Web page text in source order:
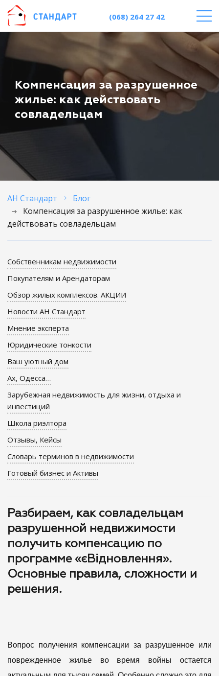
(068) 264 27 42
Компенсация за разрушенное
жилье: как действовать
совладельцам
АН Стандарт
Блог
Компенсация за разрушенное жилье: как
действовать совладельцам
Собственникам недвижимости
Покупателям и Арендаторам
Обзор жилых комплексов. АКЦИИ
Новости АН Стандарт
Мнение эксперта
Юридические тонкости
Ваш уютный дом
Ах, Одесса…
Зарубежная недвижимость для жизни, отдыха и
инвестиций
Школа риэлтора
Отзывы, Кейсы
Словарь терминов в недвижимости
Готовый бизнес и Активы
Разбираем, как совладельцам
разрушенной недвижимости
получить компенсацию по
программе «єВідновлення».
Основные правила, сложности и
решения.
Вопрос получения компенсации за разрушенное или
поврежденное жилье во время войны остается